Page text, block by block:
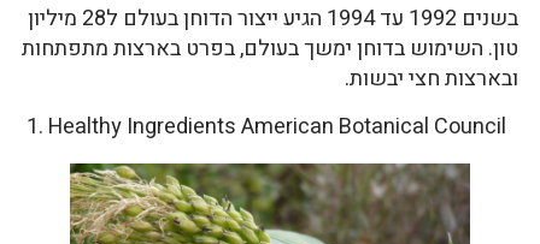
בשנים 1992 עד 1994 הגיע ייצור הדוחן בעולם ל28 מיליון
טון. השימוש בדוחן ימשך בעולם, בפרט בארצות מתפתחות
ובארצות חצי יבשות.
1. Healthy Ingredients American Botanical Council